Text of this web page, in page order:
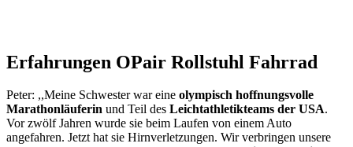
Erfahrungen OPair Rollstuhl Fahrrad
Peter: ,,Meine Schwester war eine olympisch hoffnungsvolle
Marathonläuferin und Teil des Leichtathletikteams der USA.
Vor zwölf Jahren wurde sie beim Laufen von einem Auto
angefahren. Jetzt hat sie Hirnverletzungen. Wir verbringen unsere